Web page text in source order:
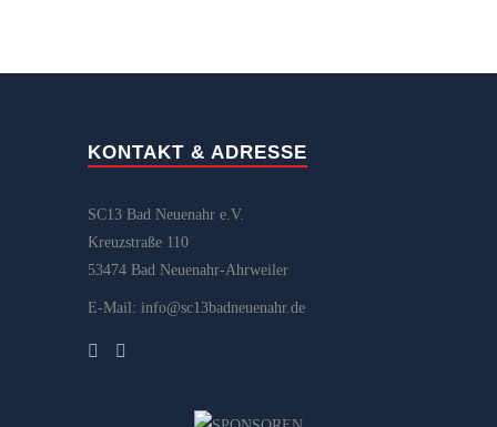
KONTAKT & ADRESSE
SC13 Bad Neuenahr e.V.
Kreuzstraße 110
53474 Bad Neuenahr-Ahrweiler
E-Mail: info@sc13badneuenahr.de